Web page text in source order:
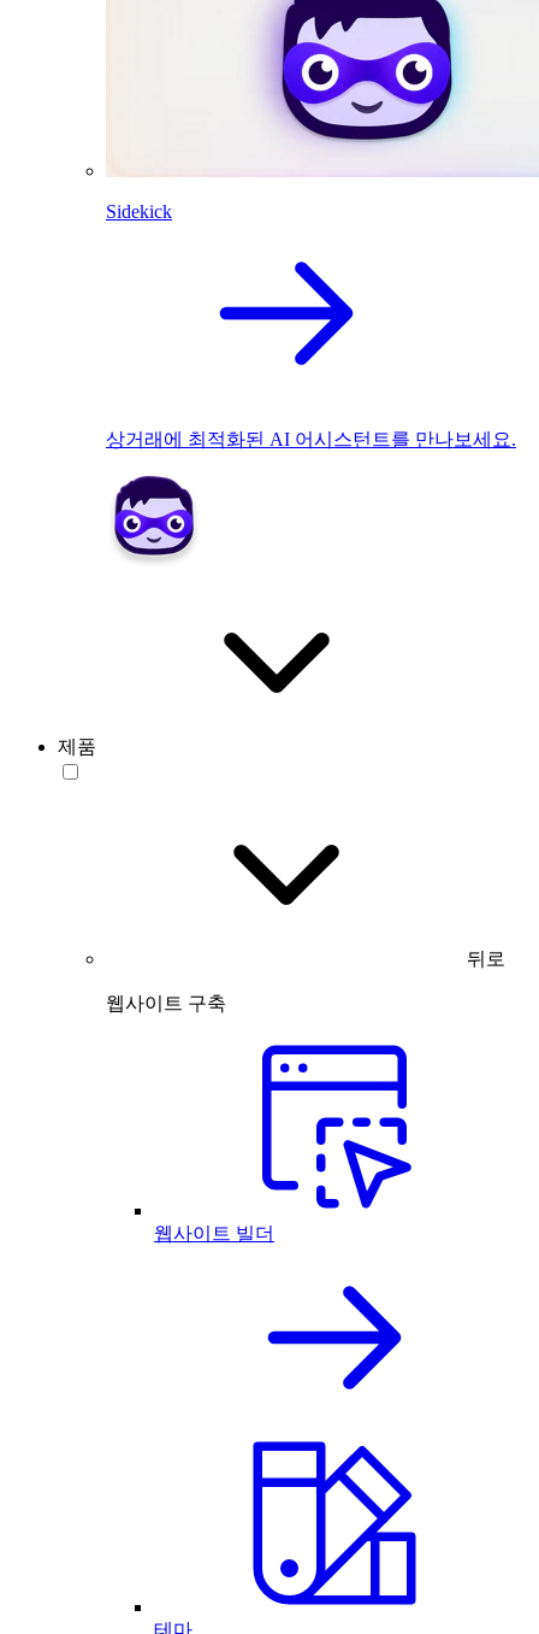
Sidekick
상거래에 최적화된 AI 어시스턴트를 만나보세요.
제품
뒤로
웹사이트 구축
웹사이트 빌더
테마